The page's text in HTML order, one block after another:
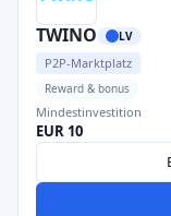
TWINO LV
P2P-Marktplatz
Reward & bonus
Mindestinvestition
EUR 10